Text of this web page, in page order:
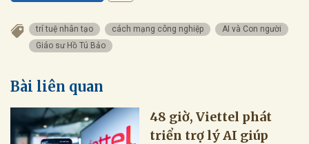
trí tuệ nhân tạo cách mạng công nghiệp
AI và Con người
Giáo sư Hồ Tú Bảo
Bài liên quan
48 giờ, Viettel phát
triển trợ lý AI giúp